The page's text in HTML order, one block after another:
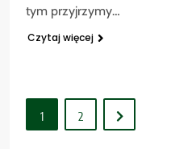
tym przyjrzymy…
Czytaj więcej
1 2